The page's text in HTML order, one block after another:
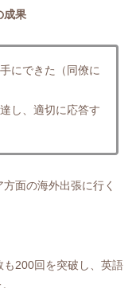
成果
にできた（同僚に
し、適切に応答す
面の海外出張に行く
も200回を突破し、英語